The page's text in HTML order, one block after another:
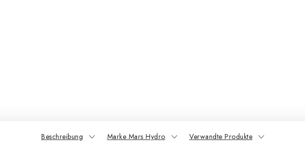
Beschreibung Marke Mars Hydro Verwandte Produkte